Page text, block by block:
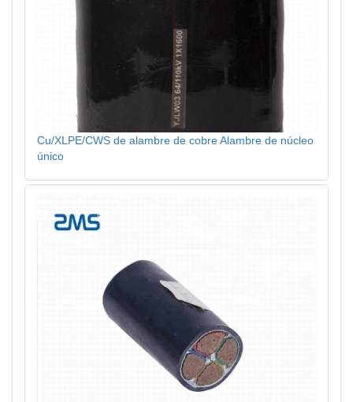
Cu/XLPE/CWS de alambre de cobre Alambre de núcleo
único